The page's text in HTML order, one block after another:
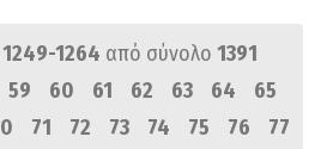
1249-1264 από σύνολο 1391
59 60 61 62 63 64
65
71 72 73 74 75 76
77